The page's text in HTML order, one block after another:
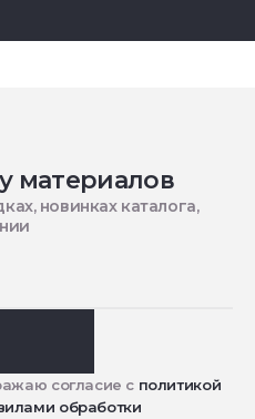
материалов
новинках каталога,
согласие с политикой
обработки